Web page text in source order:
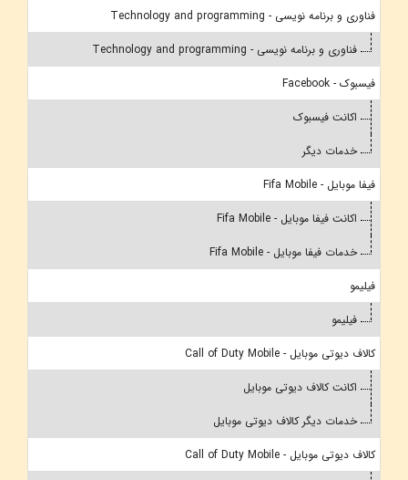
فناوری و برنامه نویسی - Technology and programming
فناوری و برنامه نویسی - Technology and programming
فیسبوک - Facebook
اکانت فیسبوک
خدمات دیگر
فیفا موبایل - Fifa Mobile
اکانت فیفا موبایل - Fifa Mobile
خدمات فیفا موبایل - Fifa Mobile
فیلیمو
فیلیمو
کالاف دیوتی موبایل - Call of Duty Mobile
اکانت کالاف دیوتی موبایل
خدمات دیگر کالاف دیوتی موبایل
کالاف دیوتی موبایل - Call of Duty Mobile